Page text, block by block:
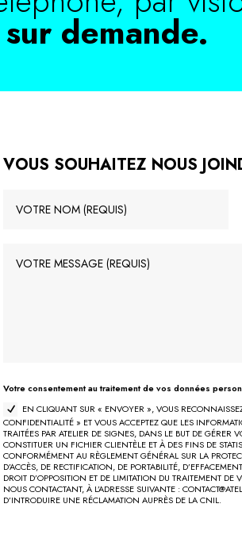
demande.
VOUS SOUHAITEZ NOUS
Votre consentement au traitement de vos données
EN CLIQUANT SUR « ENVOYER », VOUS
CONFIDENTIALITÉ » ET VOUS ACCEPTEZ QUE LES
TRAITÉES PAR ATELIER DE SIGNES, DANS LE BUT DE
CONSTITUER UN FICHIER CLIENTÈLE ET À DES FINS DE
CONFORMÉMENT AU RÈGLEMENT GÉNÉRAL SUR LA
D’ACCÈS, DE RECTIFICATION, DE PORTABILITÉ,
DROIT D’OPPOSITION ET DE LIMITATION DU TRAITEMENT
NOUS CONTACTANT, À L’ADRESSE SUIVANTE :
D’INTRODUIRE UNE RÉCLAMATION AUPRÈS DE LA CNIL.